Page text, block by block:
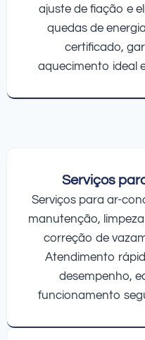
ajuste de fiação e
quedas de
certificado,
aquecimento ideal
Serviços
Serviços para ar-
manutenção,
correção de
Atendimento
desempenho,
funcionamento